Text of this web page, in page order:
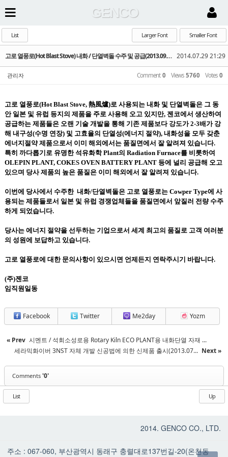
GENCO
List Larger Font Smaller Font
2014.07.29 21:29
고로 열풍로(Hot Blast Stove) 내화 / 단열벽돌 수주 및 공급(2013.09.28)
관리자 Comment 0 Views 5760 Votes 0
고로 열풍로(Hot Blast Stove, 熱風爐)로 사용되는 내화 및 단열벽돌은 그 동
안 일본 및 유럽 등지의 제품을 주로 사용해 오고 있지만, 젠코에서 생산하여
공급하는 제품들은 오랜 기술 개발을 통해 기존 제품보다 강도가 2-3배가 강
해 내구성(수명 연장) 및 고효율의 단열성(에너지 절약), 내화성을 모두 갖춘
에너지절약 제품으로서 이미 해외에서는 품질면에서 잘 알려져 있습니다.
특히 까다롭기로 유명한 석유화학 Plant의 Radiation Furnace를 비롯하여
OLEPIN PLANT, COKES OVEN BATTERY PLANT 등에 널리 공급해 오고
있으며 당사 제품의 높은 품질은 이미 해외에서 잘 알려져 있습니다.
이번에 당사에서 수주한 내화/단열벽돌은 고로 열풍로는 Cowper Type에 사
용되는 제품들로서 일본 및 유럽 경쟁업체들을 품질면에서 앞질러 전량 수주
하게 되었습니다.
당사는 에너지 절약을선두하는 기업으로서 세계 최고의 품질로 고객 여러분
의 성원에 보답하고 있습니다.
고로 열풍로에 대한 문의사항이 있으시면 언제든지 연락주시기 바랍니다.
(주)젠코
임직원일동
Facebook Twitter Me2day Yozm
« Prev 시멘트 / 석회소성로용 Rotary Kiln ECO PLANT용 내화단열 자재 ...
세라믹화이버 3NST 자체 개발 신공법에 의한 신제품 출시(2013.07... Next »
Comments '0'
List Up
2014. GENCO CO., LTD.
주소 : 067-060, 부산광역시 동래구 충렬대로137번길-20(온천동